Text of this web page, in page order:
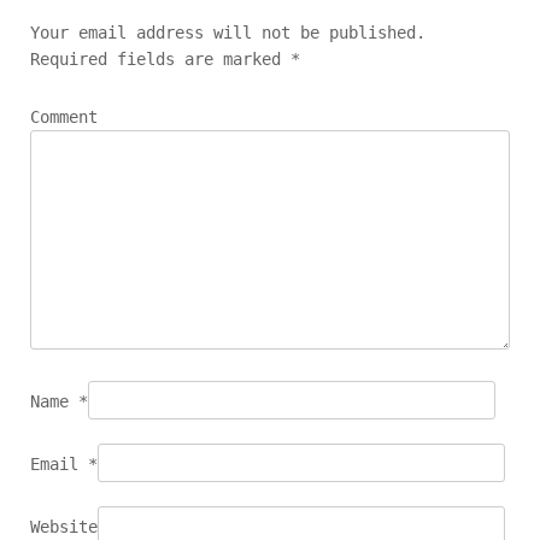
a
v
i
g
Your email address will not be published.
Required fields are marked *
Comment
Name *
Email *
Website